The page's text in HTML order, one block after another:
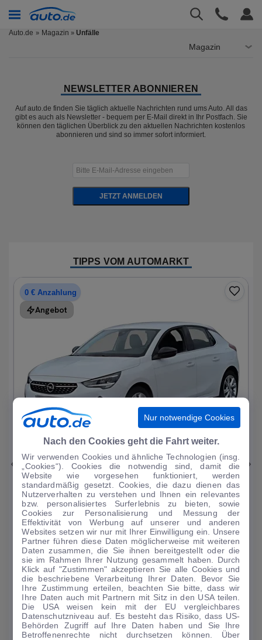
Auto.de Magazin » Unfälle
Magazin
NEWSLETTER ABONNIEREN
Auf auto.de finden Sie täglich aktuelle Nachrichten rund ums Auto. All das
gibt es auch als Newsletter - bequem per E-Mail direkt in Ihr Postfach. Sie
können den täglichen Überblick zu den aktuellen Nachrichten kostenlos
abonnieren und sind so immer sofort informiert.
JETZT ANMELDEN
TIPPS VOM AUTOMARKT
0 € Anzahlung
Angebot
|19
Opel Corsa
Elegance 1.2T*Autom LED R-Kam Tempo Blueto...
33.297 km· 07/2023· Benzin·Automatik
Finanzierung Kaufen
134€/mtl.
Guter Preis4
0 € Anzahlung ·60 Monate ·Finanzierungs-Details
Angebot anfragen Rate anpassen
Kraftstoffverbrauch komb. 5,4 l/100 km · CO₂-Emissionen komb. 123 g/km
· CO₂-Klasse D · WLTP*
Nur notwendige Cookies
Nach den Cookies geht die Fahrt weiter.
Wir verwenden Cookies und ähnliche Technologien (insg.
„Cookies“). Cookies die notwendig sind, damit die
Website wie vorgesehen funktioniert, werden
standardmäßig gesetzt. Cookies, die dazu dienen das
Nutzerverhalten zu verstehen und Ihnen ein relevantes
bzw. personalisiertes Surferlebnis zu bieten, sowie
Cookies zur Personalisierung und Messung der
Effektivität von Werbung auf unserer und anderen
Websites setzen wir nur mit Ihrer Einwilligung ein. Unsere
Partner führen diese Daten möglicherweise mit weiteren
Daten zusammen, die Sie ihnen bereitgestellt oder die
sie im Rahmen Ihrer Nutzung gesammelt haben. Durch
Klick auf "Zustimmen" akzeptieren Sie alle Cookies und
die beschriebene Verarbeitung Ihrer Daten. Bevor Sie
Ihre Zustimmung erteilen, beachten Sie bitte, dass wir
Ihre Daten auch mit Partnern mit Sitz in den USA teilen.
Die USA weisen kein mit der EU vergleichbares
Datenschutzniveau auf. Es besteht das Risiko, dass US-
Behörden Zugriff auf Ihre Daten haben und Sie Ihre
Betroffenenrechte nicht durchsetzen können. Über